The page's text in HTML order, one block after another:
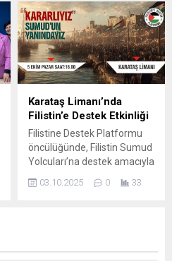
Adana İl Kongresi için
hazırlıklarını tamamladı.
Kongreye, DP Genel Başkanı
Gültekin Uysal da katılarak
partililere seslenecek. DP
Adana İl Teşkilatı adına bir
davet mesajı yayınlayan İl
Başkanı Mustafa Tümer,
Karataş Limanı’nda
Filistin’e Destek Etkinliği
Filistine Destek Platformu
öncülüğünde, Filistin Sumud
Yolcuları’na destek amacıyla
bir etkinlik düzenlenecek.
03.10.2025 0 33